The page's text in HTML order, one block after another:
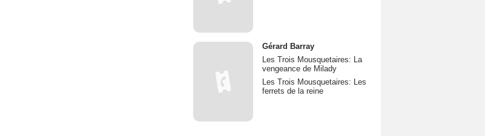
Gérard Barray
Les Trois Mousquetaires: La
vengeance de Milady
Les Trois Mousquetaires: Les
ferrets de la reine